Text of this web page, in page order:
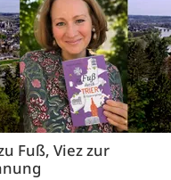
Fuß, Viez zur